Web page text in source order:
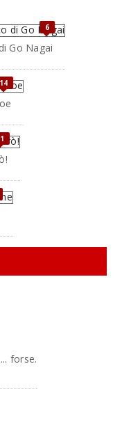
6
Go Nagai
14
forse.